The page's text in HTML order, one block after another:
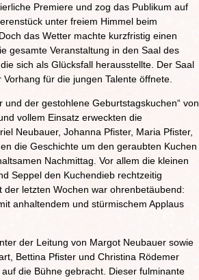
Premiere und zog das Publikum auf
unter freiem Himmel beim
das Wetter machte kurzfristig einen
gesamte Veranstaltung in den Saal des
sich als Glücksfall herausstellte. Der Saal
für die jungen Talente öffnete.
der gestohlene Geburtstagskuchen“ von
vollem Einsatz erweckten die
Neubauer, Johanna Pfister, Maria Pfister,
die Geschichte um den geraubten Kuchen
Nachmittag. Vor allem die kleinen
Seppel den Kuchendieb rechtzeitig
letzten Wochen war ohrenbetäubend:
anhaltendem und stürmischem Applaus
der Leitung von Margot Neubauer sowie
Bettina Pfister und Christina Rödemer
die Bühne gebracht. Dieser fulminante